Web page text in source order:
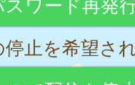
止を希望さ